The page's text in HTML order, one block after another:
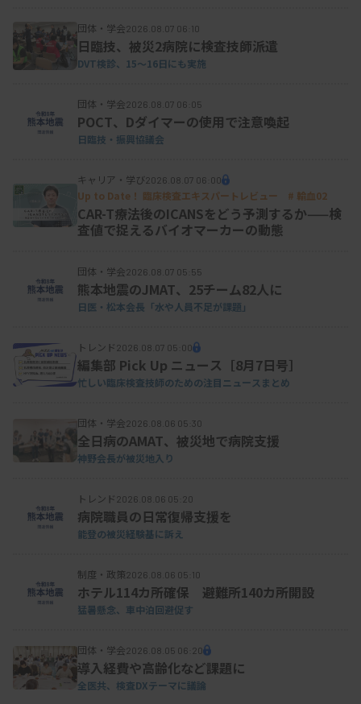
団体・学会2026.08.07 06:10
日臨技、被災2病院に検査技師派遣
DVT検診、15～16日にも実施
団体・学会2026.08.07 06:05
POCT、Dダイマーの使用で注意喚起
日臨技・振興協議会
キャリア・学び2026.08.07 06:00
Up to Date！ 臨床検査エキスパートレビュー # 輸血02
CAR-T療法後のICANSをどう予測するか——検
査値で捉えるバイオマーカーの動態
団体・学会2026.08.07 05:55
熊本地震のJMAT、25チーム82人に
日医・松本会長「水や人員不足が課題」
トレンド 2026.08.07 05:00
編集部 Pick Up ニュース［8月7日号］
忙しい臨床検査技師のための注目ニュースまとめ
団体・学会2026.08.06 05:30
全日病のAMAT、被災地で病院支援
神野会長が被災地入り
トレンド 2026.08.06 05:20
病院職員の日常復帰支援を
能登の被災経験基に訴え
制度・政策2026.08.06 05:10
ホテル114カ所確保 避難所140カ所開設
猛暑懸念、車中泊回避促す
団体・学会2026.08.05 06:20
導入経費や高齢化など課題に
全医共、検査DXテーマに議論